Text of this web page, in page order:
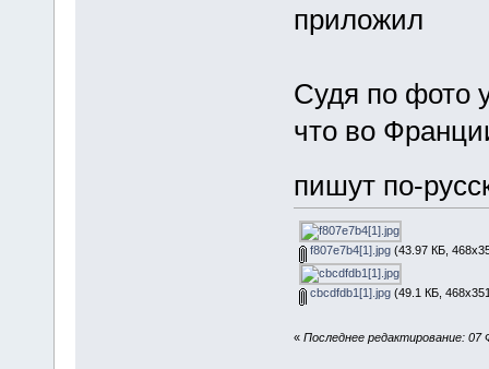
приложил
Судя по фото
что во
пишут по-
f807e7b4[1].jpg(43.97 КБ,
cbcdfdb1[1].jpg(49.1 КБ,
« Последнее редактирование: 07